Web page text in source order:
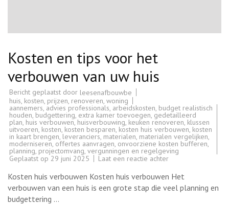
Kosten en tips voor het
verbouwen van uw huis
Bericht geplaatst door leesenafbouwbe
huis, kosten, prijzen, renoveren, woning
aannemers, advies professionals, arbeidskosten, budget realistisch
houden, budgettering, extra kamer toevoegen, gedetailleerd
plan, huis verbouwen, huisverbouwing, keuken renoveren, klussen
uitvoeren, kosten, kosten besparen, kosten huis verbouwen, kosten
in kaart brengen, leveranciers, materialen, materialen vergelijken,
moderniseren, offertes aanvragen, onvoorziene kosten bufferen,
planning, projectomvang, vergunningen en regelgeving
Geplaatst op 29 juni 2025 Laat een reactie achterop
en
tips
voor
het
Kosten huis verbouwen Kosten huis verbouwen Het
verbouwen van een huis is een grote stap die veel planning en
budgettering …